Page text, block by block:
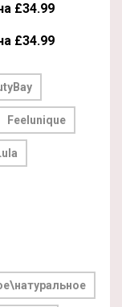
£34.99
£34.99
Feelunique